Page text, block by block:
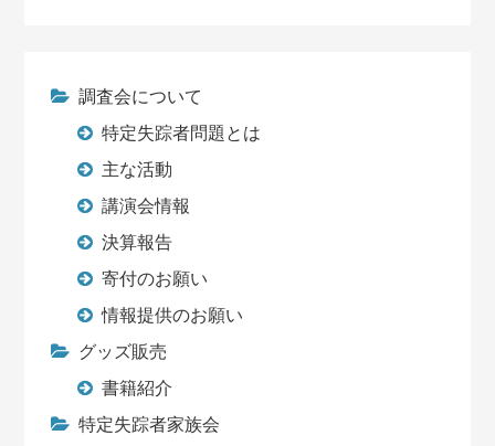
調査会について
特定失踪者問題とは
主な活動
講演会情報
決算報告
寄付のお願い
情報提供のお願い
グッズ販売
書籍紹介
特定失踪者家族会